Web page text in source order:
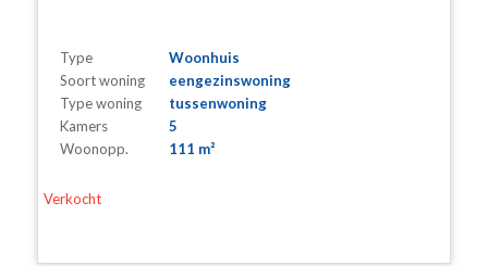
Type
Woonhuis
Soort woning
eengezinswoning
Type woning
tussenwoning
Kamers
5
Woonopp.
111 m²
Verkocht